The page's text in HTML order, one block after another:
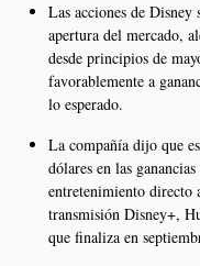
Las acciones de
apertura del mercado,
desde principios de
favorablemente a
lo esperado.
La compañía dijo que
dólares en las
entretenimiento directo
transmisión Disney+,
que finaliza en